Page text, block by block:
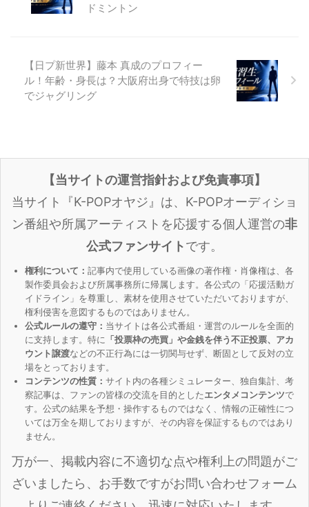
ドミントン
【日プ新世界】藤本 真成のプロフィー
ル！年齢・身長は？大阪府出身で特技は卵
でジャグリング
【当サイトの運営指針および免責事項】
当サイト『K-POPオヤジ』は、K-POPオーディショ
ン番組や所属アーティストを応援する個人運営の非
公式ファンサイトです。
権利について： 記事内で使用している画像の著作権・肖像権は、各
製作委員会および所属事務所に帰属します。各公式の「応援活動ガ
イドライン」を尊重し、素材を使用させていただいておりますが、
権利侵害を意図するものではありません。
公式ルールの遵守： 当サイトは各公式番組・運営のルールを全面的
に支持します。特に 「投票枠の売買」や金銭を伴う不正投票、アカ
ウント譲渡などの不正行為には一切関与せず、断固として反対の立
場をとっております。
コンテンツの性質： サイト内の各種シミュレーター、独自集計、考
察記事は、ファンの皆様の交流を目的とした エンタメコンテンツで
す。公式の結果を予想・操作するものではなく、情報の正確性につ
いては万全を期しておりますが、その内容を保証するものではあり
ません。
万が一、掲載内容に不適切な点や権利上の問題がご
ざいましたら、お手数ですがお問い合わせフォーム